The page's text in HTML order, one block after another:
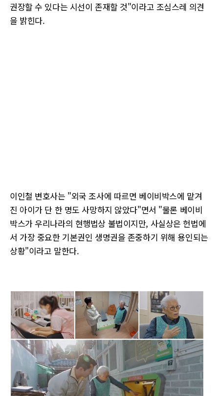
권장할 수 있다는 시선이 존재할 것"이라고 조심스레 의견
을 밝힌다.
이인철 변호사는 "외국 조사에 따르면 베이비박스에 맡겨
진 아이가 단 한 명도 사망하지 않았다"면서 "물론 베이비
박스가 우리나라의 현행법상 불법이지만, 사실상은 헌법에
서 가장 중요한 기본권인 생명권을 존중하기 위해 용인되는
상황"이라고 말한다.